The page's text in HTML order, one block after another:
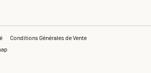
Conditions Générales de Vente